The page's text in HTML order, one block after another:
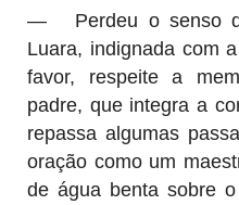
—
Perdeu o senso
Luara, indignada com
favor, respeite a
padre, que integra a
repassa algumas
oração como um
de água benta sobre